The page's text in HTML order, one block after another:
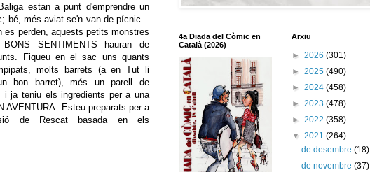
estan a punt d'emprendre un
bé, més aviat se'n van de pícnic...
es perden, aquests petits monstres
SENTIMENTS hauran de
Fiqueu en el sac uns quants
molts barrets (a en Tut li
bon barret), més un parell de
i ja teniu els ingredients per a una
AVENTURA. Esteu preparats per a
de Rescat basada en els
4a Diada del Còmic en
Català (2026)
Arxiu
► 2026 (301)
► 2025 (490)
► 2024 (458)
► 2023 (478)
► 2022 (358)
▼ 2021 (264)
de desembre(18)
de novembre(37)